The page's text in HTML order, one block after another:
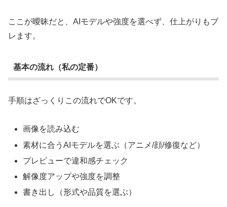
ここが曖昧だと、AIモデルや強度を選べず、仕上がりもブ
レます。
基本の流れ（私の定番）
手順はざっくりこの流れでOKです。
画像を読み込む
素材に合うAIモデルを選ぶ（アニメ/顔/修復など）
プレビューで違和感チェック
解像度アップや強度を調整
書き出し（形式や品質を選ぶ）